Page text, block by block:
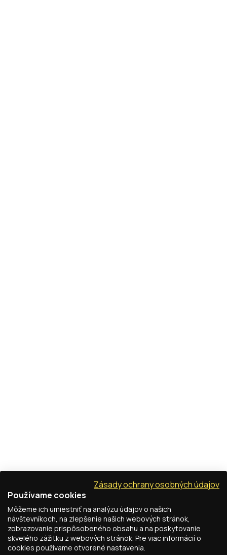
Zásady ochrany osobných údajov
Používame cookies
Môžeme ich umiestniť na analýzu údajov o našich
návštevníkoch, na zlepšenie našich webových stránok,
zobrazovanie prispôsobeného obsahu a na poskytovanie
skvelého zážitku z webových stránok. Pre viac informácií o
cookies používame otvorené nastavenia.